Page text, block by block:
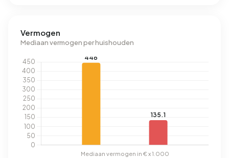
Vermogen
Mediaan vermogen per huishouden